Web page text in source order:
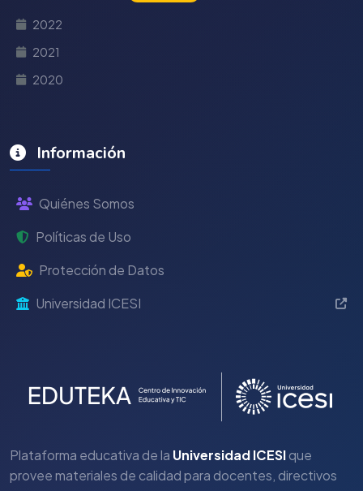
2022
2021
2020
Información
Quiénes Somos
Políticas de Uso
Protección de Datos
Universidad ICESI
Plataforma educativa de la Universidad ICESIque
provee materiales de calidad para docentes, directivos